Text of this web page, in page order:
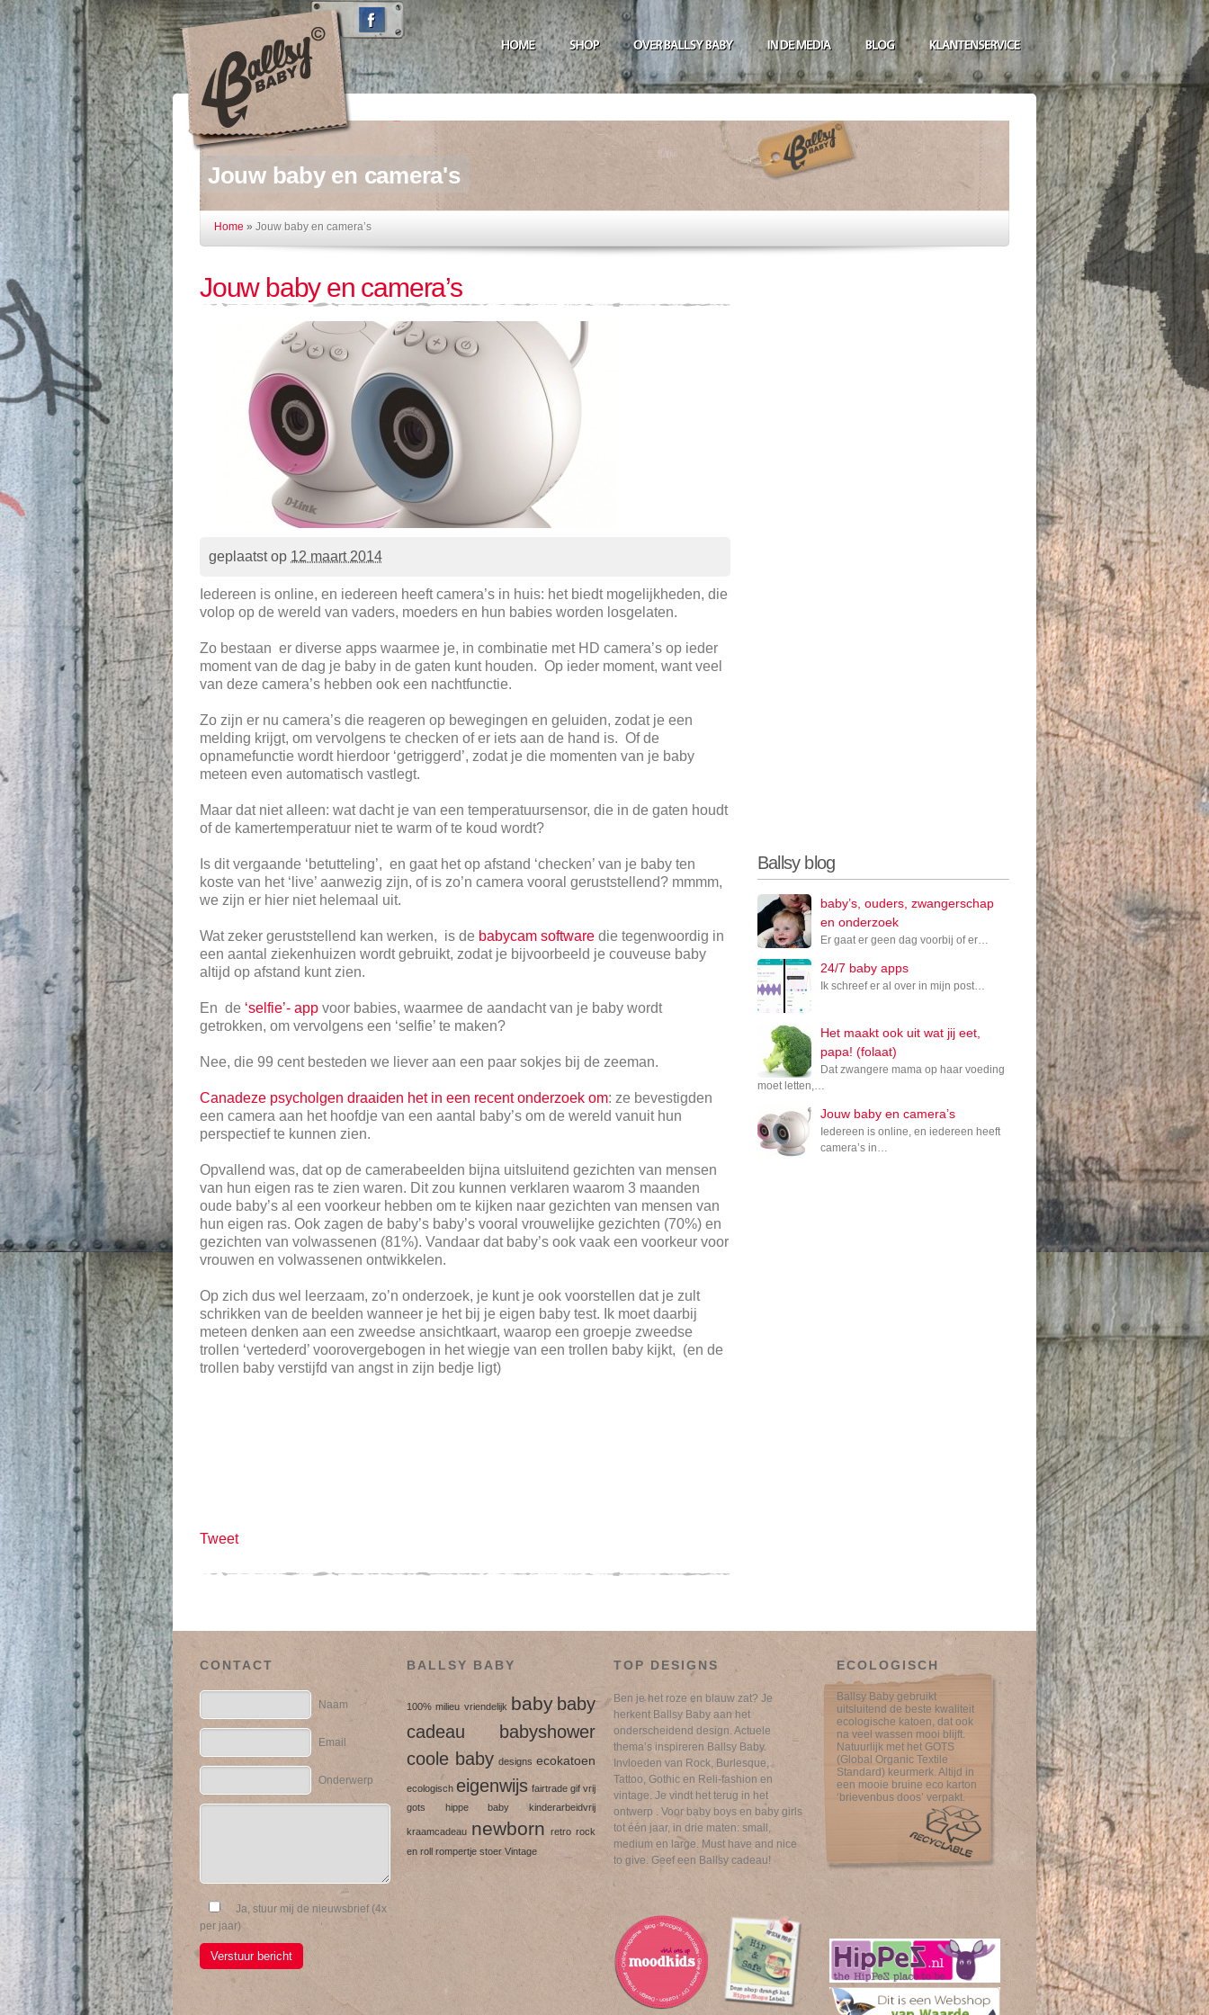
Jouw baby en camera's
Home » Jouw baby en camera’s
Jouw baby en camera’s
geplaatst op 12 maart 2014
Iedereen is online, en iedereen heeft camera’s in huis: het biedt mogelijkheden, die
volop op de wereld van vaders, moeders en hun babies worden losgelaten.
Zo bestaan er diverse apps waarmee je, in combinatie met HD camera’s op ieder
moment van de dag je baby in de gaten kunt houden. Op ieder moment, want veel
van deze camera’s hebben ook een nachtfunctie.
Zo zijn er nu camera’s die reageren op bewegingen en geluiden, zodat je een
melding krijgt, om vervolgens te checken of er iets aan de hand is. Of de
opnamefunctie wordt hierdoor ‘getriggerd’, zodat je die momenten van je baby
meteen even automatisch vastlegt.
Maar dat niet alleen: wat dacht je van een temperatuursensor, die in de gaten houdt
of de kamertemperatuur niet te warm of te koud wordt?
Is dit vergaande ‘betutteling’, en gaat het op afstand ‘checken’ van je baby ten
koste van het ‘live’ aanwezig zijn, of is zo’n camera vooral geruststellend? mmmm,
we zijn er hier niet helemaal uit.
Wat zeker geruststellend kan werken, is de babycam software die tegenwoordig in
een aantal ziekenhuizen wordt gebruikt, zodat je bijvoorbeeld je couveuse baby
altijd op afstand kunt zien.
En de ‘selfie’- app voor babies, waarmee de aandacht van je baby wordt
getrokken, om vervolgens een ‘selfie’ te maken?
Nee, die 99 cent besteden we liever aan een paar sokjes bij de zeeman.
Canadeze psycholgen draaiden het in een recent onderzoek om: ze bevestigden
een camera aan het hoofdje van een aantal baby’s om de wereld vanuit hun
perspectief te kunnen zien.
Opvallend was, dat op de camerabeelden bijna uitsluitend gezichten van mensen
van hun eigen ras te zien waren. Dit zou kunnen verklaren waarom 3 maanden
oude baby’s al een voorkeur hebben om te kijken naar gezichten van mensen van
hun eigen ras. Ook zagen de baby’s baby’s vooral vrouwelijke gezichten (70%) en
gezichten van volwassenen (81%). Vandaar dat baby’s ook vaak een voorkeur voor
vrouwen en volwassenen ontwikkelen.
Op zich dus wel leerzaam, zo’n onderzoek, je kunt je ook voorstellen dat je zult
schrikken van de beelden wanneer je het bij je eigen baby test. Ik moet daarbij
meteen denken aan een zweedse ansichtkaart, waarop een groepje zweedse
trollen ‘vertederd’ voorovergebogen in het wiegje van een trollen baby kijkt, (en de
trollen baby verstijfd van angst in zijn bedje ligt)
Tweet
Ballsy blog
baby’s, ouders, zwangerschap
en onderzoek
Er gaat er geen dag voorbij of er…
24/7 baby apps
Ik schreef er al over in mijn post…
Het maakt ook uit wat jij eet,
papa! (folaat)
Dat zwangere mama op haar voeding
moet letten,…
Jouw baby en camera’s
Iedereen is online, en iedereen heeft
camera’s in…
CONTACT
Naam
Email
Onderwerp
Ja, stuur mij de nieuwsbrief (4x
per jaar)
Verstuur bericht
BALLSY BABY
100% milieu vriendelijk baby baby
cadeau
babyshower
coole baby designs ecokatoen
ecologisch eigenwijs fairtrade gif vrij
gots
hippe baby kinderarbeidvrij
kraamcadeau newborn retro rock
en roll rompertje stoer Vintage
TOP DESIGNS
Ben je het roze en blauw zat? Je
herkent Ballsy Baby aan het
onderscheidend design. Actuele
thema’s inspireren Ballsy Baby.
Invloeden van Rock, Burlesque,
Tattoo, Gothic en Reli-fashion en
vintage. Je vindt het terug in het
ontwerp . Voor baby boys en baby girls
tot één jaar, in drie maten: small,
medium en large. Must have and nice
to give. Geef een Ballsy cadeau!
ECOLOGISCH
Ballsy Baby gebruikt
uitsluitend de beste kwaliteit
ecologische katoen, dat ook
na veel wassen mooi blijft.
Natuurlijk met het GOTS
(Global Organic Textile
Standard) keurmerk. Altijd in
een mooie bruine eco karton
‘brievenbus doos’ verpakt.